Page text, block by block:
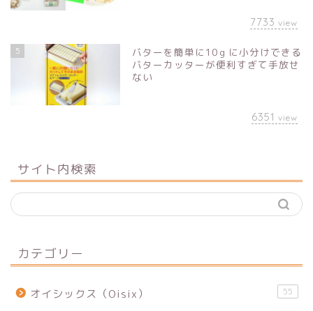
7733 view
5
バターを簡単に10ｇに小分けできる
バターカッターが便利すぎて手放せ
ない
6351 view
サイト内検索
カテゴリー
オイシックス（Oisix） 55